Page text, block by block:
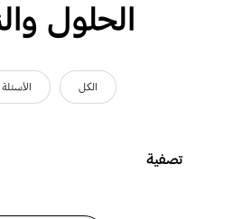
الحلول
الكل
تصفية